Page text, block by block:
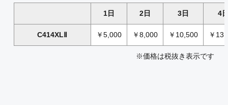
1日 2日 3日 4
C414XLⅡ ￥5,000 ￥8,000 ￥10,500 ￥
※価格は税抜き表示です